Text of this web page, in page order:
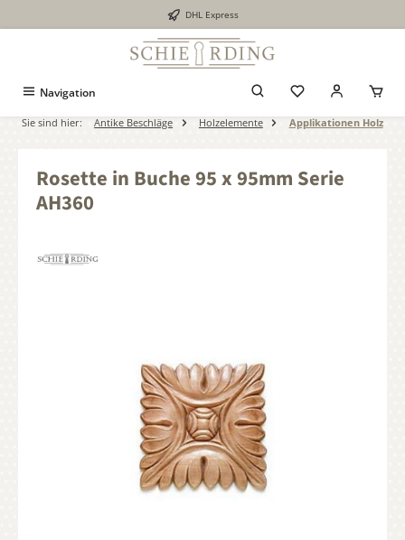
DHL Express
Navigation
Sie sind hier: Antike Beschläge Holzelemente Applikationen Holz
Rosette in Buche 95 x 95mm Serie
AH360